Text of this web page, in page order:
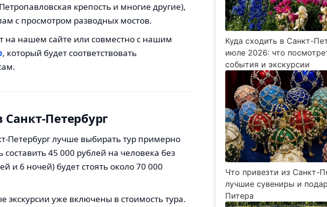
крепость и многие другие),
с просмотром разводных мостов.
нашем сайте или совместно с нашим
, который будет соответствовать
Санкт-Петербург
Петербург лучше выбирать тур примерно
45 000 рублей на человека без
и 6 ночей) будет стоять около 70 000
уже включены в стоимость тура.
Куда сходить в Санкт-
июле 2026: что
события и экскурсии
Что привезти из Санкт-
лучшие сувениры и
Питера